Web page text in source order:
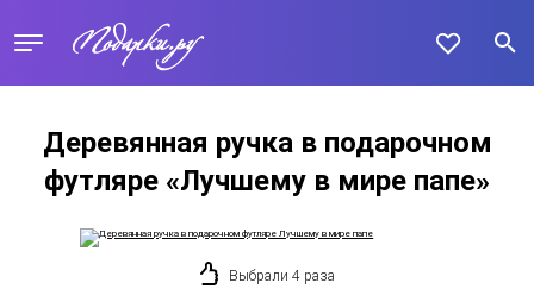
Деревянная ручка в подарочном
футляре «Лучшему в мире папе»
Выбрали 4 раза